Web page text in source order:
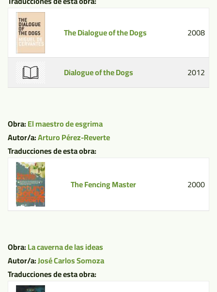
The Dialogue of the Dogs 2008
Dialogue of the Dogs 2012
Obra:El maestro de esgrima
Autor/a:Arturo Pérez-Reverte
Traducciones de esta obra:
The Fencing Master 2000
Obra:La caverna de las ideas
Autor/a:José Carlos Somoza
Traducciones de esta obra: